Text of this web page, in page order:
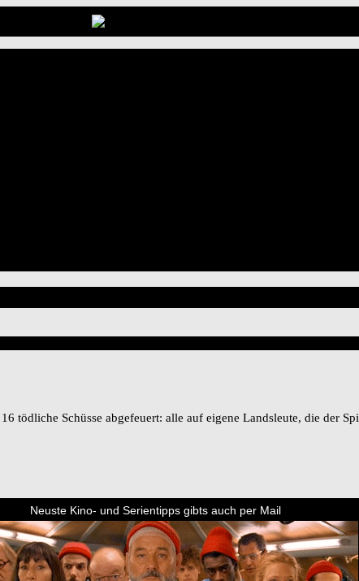
tödliche Schüsse abgefeuert: alle auf eigene Landsleute, die der